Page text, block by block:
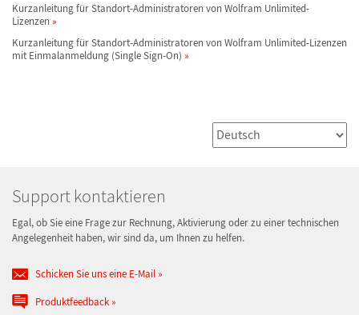
Kurzanleitung für Standort-Administratoren von Wolfram Unlimited-
Lizenzen
Kurzanleitung für Standort-Administratoren von Wolfram Unlimited-Lizenzen
mit Einmalanmeldung (Single Sign-On)
Support kontaktieren
Egal, ob Sie eine Frage zur Rechnung, Aktivierung oder zu einer technischen
Angelegenheit haben, wir sind da, um Ihnen zu helfen.
Schicken Sie uns eine E-Mail
Produktfeedback